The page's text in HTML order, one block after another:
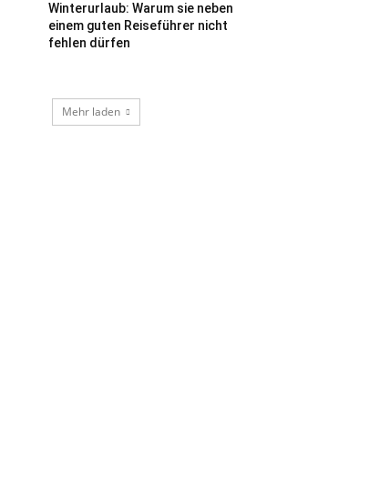
Winterurlaub: Warum sie neben
einem guten Reiseführer nicht
fehlen dürfen
Mehr laden